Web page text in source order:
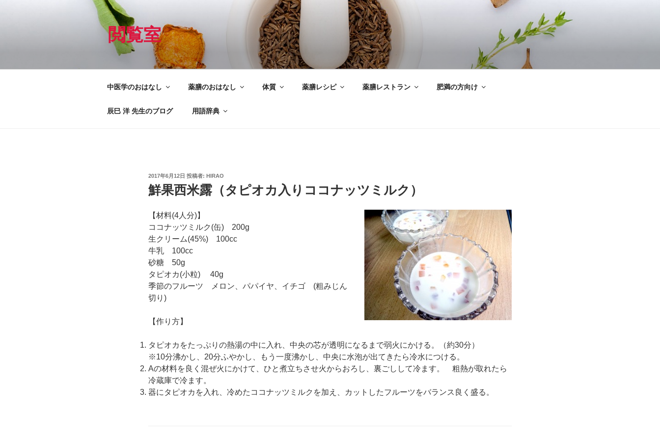
閲覧室
中医学のおはなし 薬膳のおはなし 体質 薬膳レシピ 薬膳レストラン 肥満の方向け
辰巳 洋 先生のブログ 用語辞典
投
稿
日:
2017年6月12日 投稿者: HIRAO
鮮果西米露（タピオカ入りココナッツミルク）
【材料(4人分)】
ココナッツミルク(缶) 200g
生クリーム(45%) 100cc
牛乳 100cc
砂糖 50g
タピオカ(小粒) 40g
季節のフルーツ メロン、パパイヤ、イチゴ (粗みじん
切り)
【作り方】
タピオカをたっぷりの熱湯の中に入れ、中央の芯が透明になるまで弱火にかける。（約30分）
※10分沸かし、20分ふやかし、もう一度沸かし、中央に水泡が出てきたら冷水につける。
Aの材料を良く混ぜ火にかけて、ひと煮立ちさせ火からおろし、裏ごしして冷ます。 粗熱が取れたら
冷蔵庫で冷ます。
器にタピオカを入れ、冷めたココナッツミルクを加え、カットしたフルーツをバランス良く盛る。